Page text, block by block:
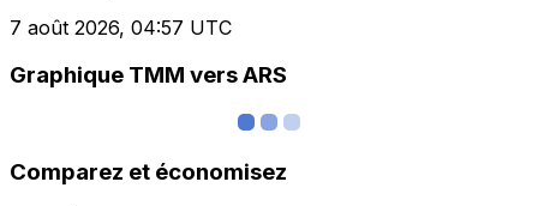
7 août 2026, 04:57 UTC
Graphique TMM vers ARS
Comparez et économisez